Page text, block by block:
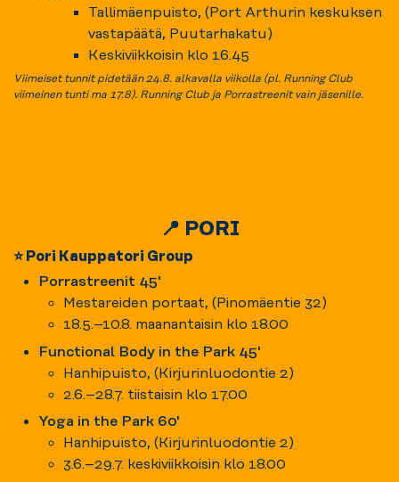
Tallimäenpuisto, (Port Arthurin keskuksen
vastapäätä, Puutarhakatu)
Keskiviikkoisin klo 16.45
Viimeiset tunnit pidetään 24.8. alkavalla viikolla (pl. Running Club
viimeinen tunti ma 17.8). Running Club ja Porrastreenit vain jäsenille.
📍 PORI
⭐ Pori Kauppatori Group
Porrastreenit 45'
Mestareiden portaat, (Pinomäentie 32)
18.5.–10.8. maanantaisin klo 18.00
Functional Body in the Park 45'
Hanhipuisto, (Kirjurinluodontie 2)
2.6.–28.7. tiistaisin klo 17.00
Yoga in the Park 60'
Hanhipuisto, (Kirjurinluodontie 2)
3.6.–29.7. keskiviikkoisin klo 18.00